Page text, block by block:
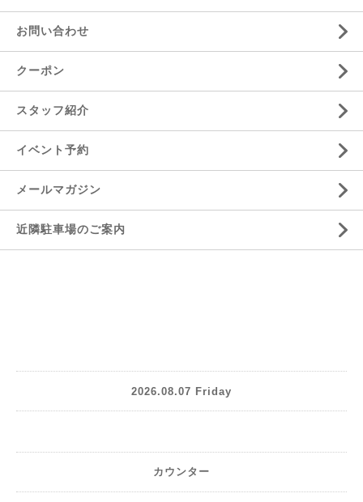
お問い合わせ
クーポン
スタッフ紹介
イベント予約
メールマガジン
近隣駐車場のご案内
2026.08.07 Friday
カウンター